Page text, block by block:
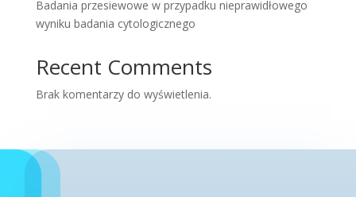
Badania przesiewowe w przypadku nieprawidłowego
wyniku badania cytologicznego
Recent Comments
Brak komentarzy do wyświetlenia.